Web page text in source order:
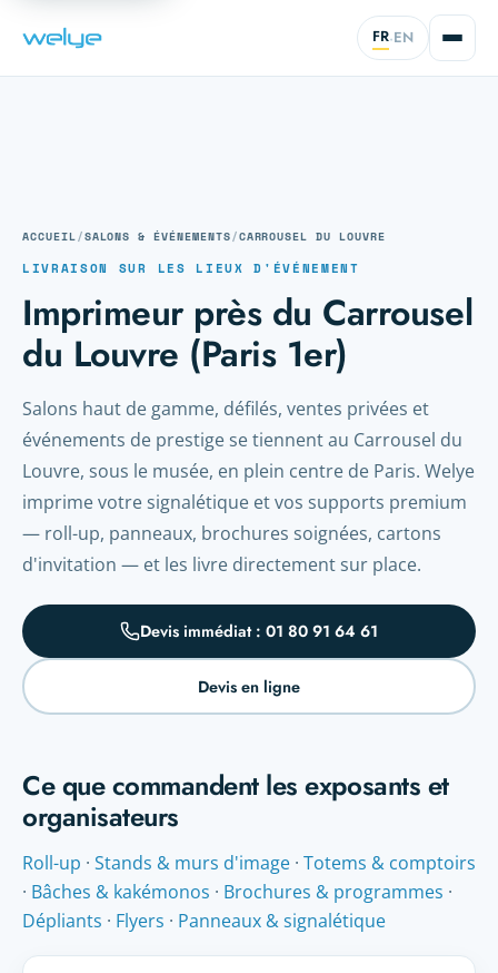
FR·EN
ACCUEIL/SALONS & ÉVÉNEMENTS/CARROUSEL DU LOUVRE
LIVRAISON SUR LES LIEUX D'ÉVÉNEMENT
Imprimeur près du Carrousel
du Louvre (Paris 1er)
Salons haut de gamme, défilés, ventes privées et
événements de prestige se tiennent au Carrousel du
Louvre, sous le musée, en plein centre de Paris. Welye
imprime votre signalétique et vos supports premium
— roll-up, panneaux, brochures soignées, cartons
d'invitation — et les livre directement sur place.
Devis immédiat : 01 80 91 64 61
Devis en ligne
Ce que commandent les exposants et
organisateurs
Roll-up · Stands & murs d'image · Totems & comptoirs
· Bâches & kakémonos · Brochures & programmes ·
Dépliants · Flyers · Panneaux & signalétique